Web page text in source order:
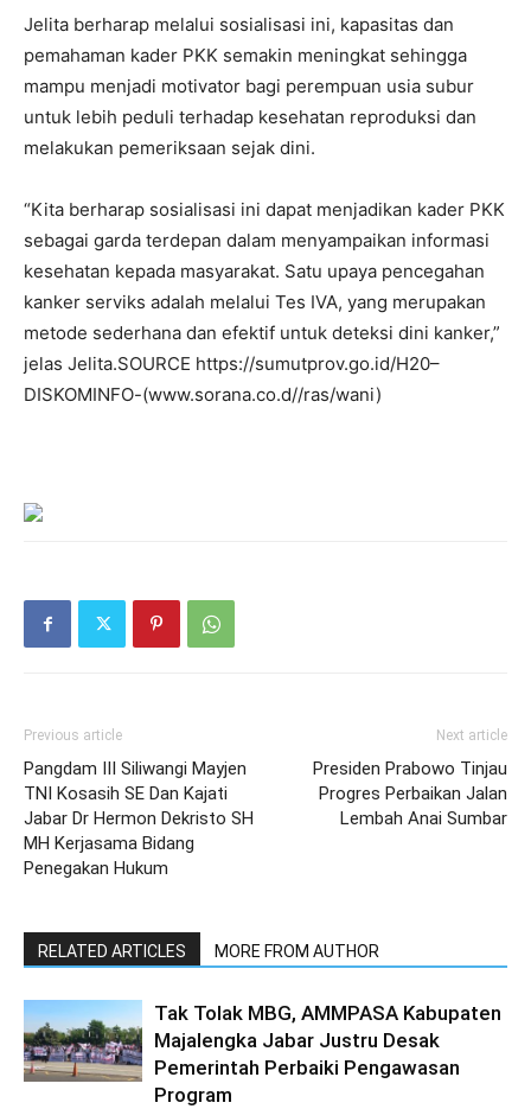
Jelita berharap melalui sosialisasi ini, kapasitas dan
pemahaman kader PKK semakin meningkat sehingga
mampu menjadi motivator bagi perempuan usia subur
untuk lebih peduli terhadap kesehatan reproduksi dan
melakukan pemeriksaan sejak dini.
“Kita berharap sosialisasi ini dapat menjadikan kader PKK
sebagai garda terdepan dalam menyampaikan informasi
kesehatan kepada masyarakat. Satu upaya pencegahan
kanker serviks adalah melalui Tes IVA, yang merupakan
metode sederhana dan efektif untuk deteksi dini kanker,”
jelas Jelita.SOURCE https://sumutprov.go.id/H20–
DISKOMINFO-(www.sorana.co.d//ras/wani)
Previous article
Pangdam III Siliwangi Mayjen
TNI Kosasih SE Dan Kajati
Jabar Dr Hermon Dekristo SH
MH Kerjasama Bidang
Penegakan Hukum
Next article
Presiden Prabowo Tinjau
Progres Perbaikan Jalan
Lembah Anai Sumbar
RELATED ARTICLES MORE FROM AUTHOR
Tak Tolak MBG, AMMPASA Kabupaten
Majalengka Jabar Justru Desak
Pemerintah Perbaiki Pengawasan
Program